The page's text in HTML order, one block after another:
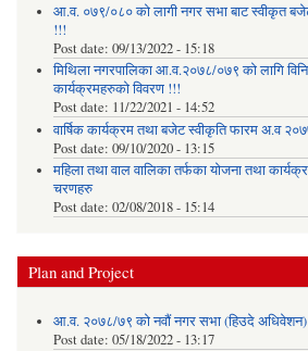
आ.व. ०७९/०८० को लागी नगर सभा बाट स्वीकृत
!!!
Post date: 09/13/2022 - 15:18
मिथिला नगरपालिका आ.व.२०७८/०७९ को लागि
कार्यक्रमहरुको विवरण !!!
Post date: 11/22/2021 - 14:52
वार्षिक कार्यक्रम तथा बजेट स्वीकृति फारम अ.व
Post date: 09/10/2020 - 13:15
महिला तथा वाल वालिका तर्फका याेजना तथा
चरणहरु
Post date: 02/08/2018 - 15:14
Plan and Project
आ.व. २०७८/७९ को नवौं नगर सभा (हिउदे अधिवेशन)
Post date: 05/18/2022 - 13:17